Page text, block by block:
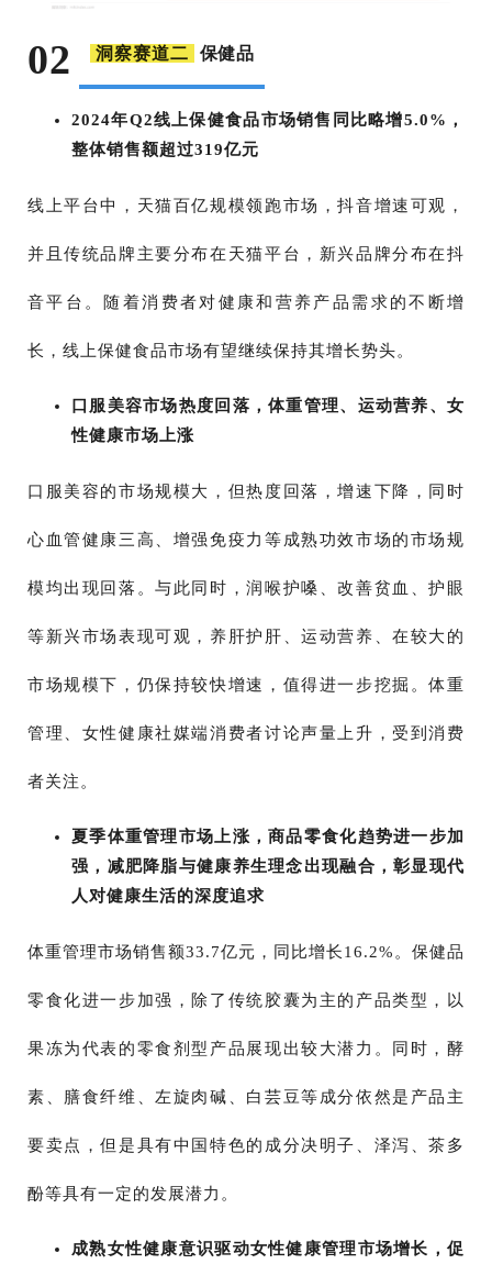
02 洞察赛道二 保健品
2024年Q2线上保健食品市场销售同比略增5.0%，
整体销售额超过319亿元
线上平台中，天猫百亿规模领跑市场，抖音增速可观，
并且传统品牌主要分布在天猫平台，新兴品牌分布在抖
音平台。随着消费者对健康和营养产品需求的不断增
长，线上保健食品市场有望继续保持其增长势头。
口服美容市场热度回落，体重管理、运动营养、女
性健康市场上涨
口服美容的市场规模大，但热度回落，增速下降，同时
心血管健康三高、增强免疫力等成熟功效市场的市场规
模均出现回落。与此同时，润喉护嗓、改善贫血、护眼
等新兴市场表现可观，养肝护肝、运动营养、在较大的
市场规模下，仍保持较快增速，值得进一步挖掘。体重
管理、女性健康社媒端消费者讨论声量上升，受到消费
者关注。
夏季体重管理市场上涨，商品零食化趋势进一步加
强，减肥降脂与健康养生理念出现融合，彰显现代
人对健康生活的深度追求
体重管理市场销售额33.7亿元，同比增长16.2%。保健品
零食化进一步加强，除了传统胶囊为主的产品类型，以
果冻为代表的零食剂型产品展现出较大潜力。同时，酵
素、膳食纤维、左旋肉碱、白芸豆等成分依然是产品主
要卖点，但是具有中国特色的成分决明子、泽泻、茶多
酚等具有一定的发展潜力。
成熟女性健康意识驱动女性健康管理市场增长，促